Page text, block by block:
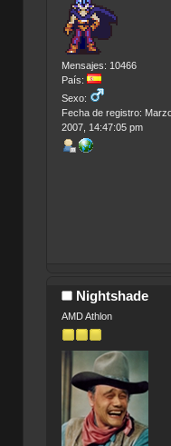
Mensajes: 10466
País:
Sexo:
Fecha de registro:
2007, 14:47:05 pm
Nightshade
AMD Athlon